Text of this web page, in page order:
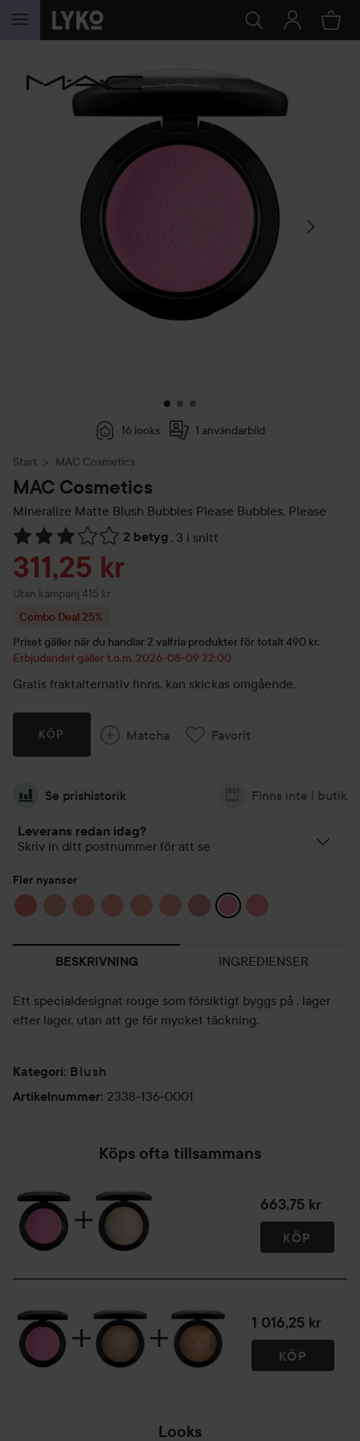
HOPPA TILL INNEHÅLLET
HOPPA ÖVER SEKTIONEN
16 looks 1 användarbild
Start MAC Cosmetics
MAC Cosmetics
Mineralize Matte Blush Bubbles Please Bubbles, Please
2 betyg , 3 i snitt
Hoppa till Betyg & kommentarer
Reapris
311,25 kr
Utan kampanj 415 kr
Combo Deal 25%
Priset gäller när du handlar 2 valfria produkter för totalt 490 kr.
Erbjudandet gäller t.o.m. 2026-08-09 22:00
Gratis fraktalternativ finns, kan skickas omgående.
KÖP Matcha Favorit
Se prishistorik Finns inte i butik
Leverans redan idag?
Skriv in ditt postnummer för att se
Fler nyanser
BESKRIVNING INGREDIENSER
Ett specialdesignat rouge som försiktigt byggs på , lager
efter lager, utan att ge för mycket täckning.
Kategori: Blush
Artikelnummer: 2338-136-0001
Köps ofta tillsammans
663,75 kr
KÖP
1 016,25 kr
KÖP
Looks